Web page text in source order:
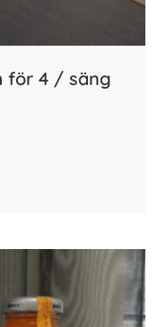
för 4 / säng